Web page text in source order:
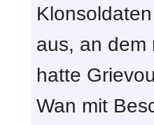
aus, an dem
hatte
Wan mit